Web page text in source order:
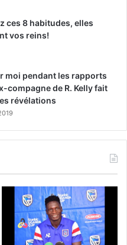
ces 8 habitudes, elles
vos reins!
moi pendant les rapports
compagne de R. Kelly fait
révélations